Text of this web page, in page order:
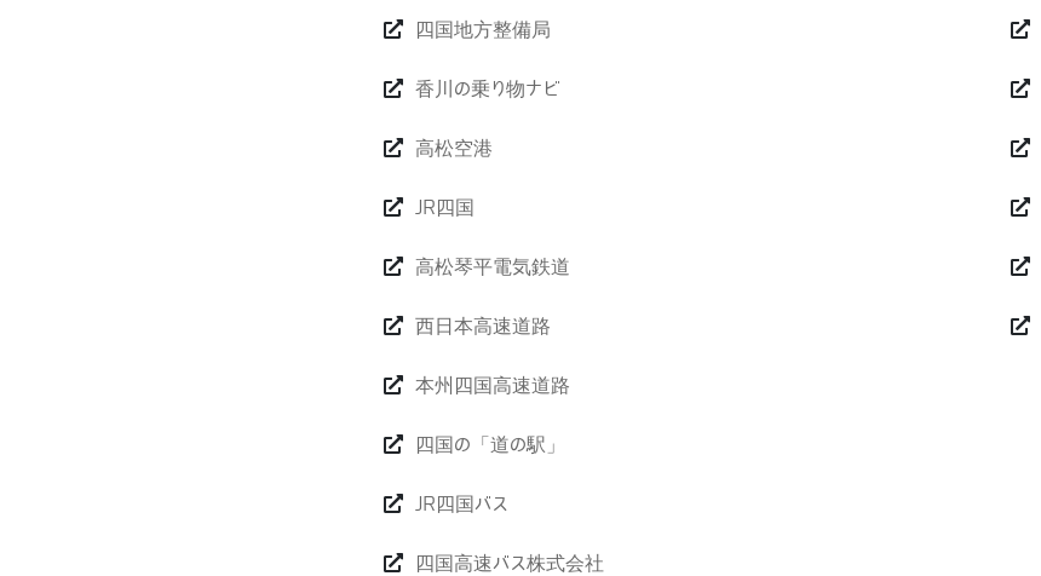
四国地方整備局
香川の乗り物ナビ
高松空港
JR四国
高松琴平電気鉄道
西日本高速道路
本州四国高速道路
四国の「道の駅」
JR四国バス
四国高速バス株式会社